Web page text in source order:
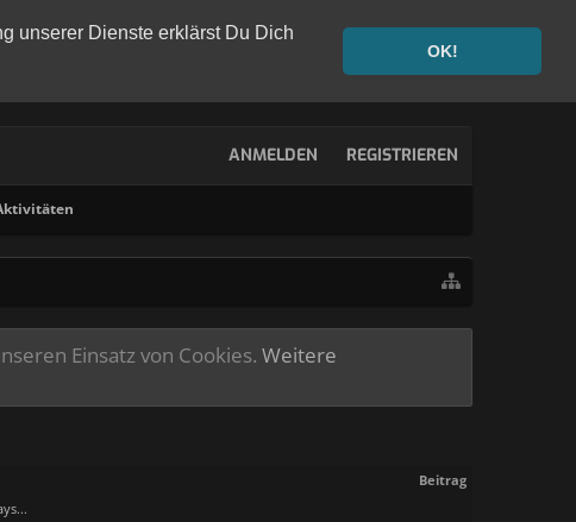
unserer Dienste erklärst Du Dich
OK!
ANMELDEN REGISTRIEREN
Einsatz von Cookies. Weitere
Beitrag